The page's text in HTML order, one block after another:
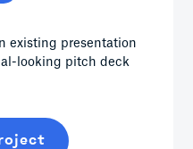
existing presentation
looking pitch deck